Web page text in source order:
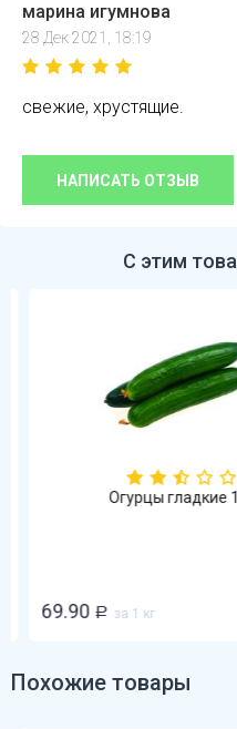
марина игумнова
28 Дек 2021, 18:19
свежие, хрустящие.
НАПИСАТЬ ОТЗЫВ
С этим
Огурцы гладкие
69.90 Р за 1 кг
Похожие товары